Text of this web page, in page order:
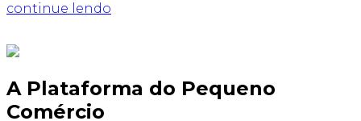
continue lendo
A Plataforma do Pequeno
Comércio